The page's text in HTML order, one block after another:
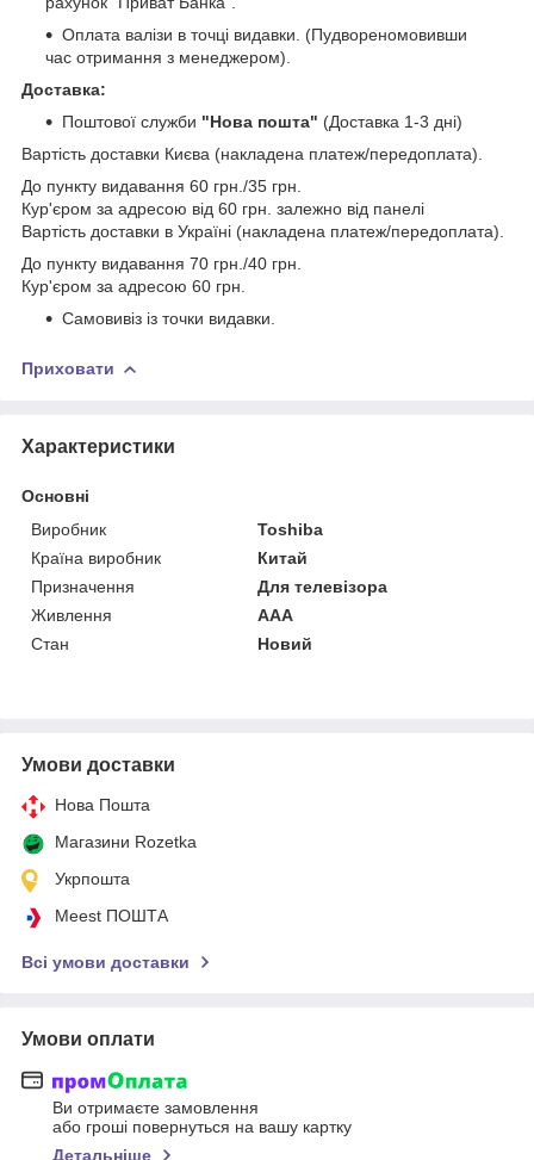
Оплата валізи в точці видавки. (Пудвореномовивши
час отримання з менеджером).
Доставка:
Поштової служби "Нова пошта" (Доставка 1-3 дні)
Вартість доставки Києва (накладена платеж/передоплата).
До пункту видавання 60 грн./35 грн.
Кур'єром за адресою від 60 грн. залежно від панелі
Вартість доставки в Україні (накладена платеж/передоплата).
До пункту видавання 70 грн./40 грн.
Кур'єром за адресою 60 грн.
Самовивіз із точки видавки.
Приховати
Характеристики
Основні
Виробник
Toshiba
Країна виробник
Китай
Призначення
Для телевізора
Живлення
AAA
Стан
Новий
Умови доставки
Нова Пошта
Магазини Rozetka
Укрпошта
Meest ПОШТА
Всі умови доставки
Умови оплати
Ви отримаєте замовлення
або гроші повернуться на вашу картку
Детальніше